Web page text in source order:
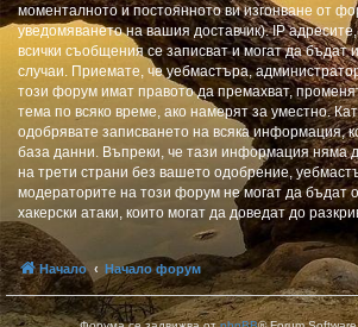
моменталното и постоянното ви изгонване от
уведомяването на вашия доставчик). IP
всички съобщения се записват и могат да бъдат
случаи. Приемате, че уебмастъра,
този форум имат правото да премахват,
тема по всяко време, ако намерят за уместно.
одобрявате записването на всяка информация,
база данни. Въпреки, че тази информация няма
на трети страни без вашето одобрение,
модераторите на този форум не могат да бъдат
хакерски атаки, които могат да доведат до
Начало Начало форум